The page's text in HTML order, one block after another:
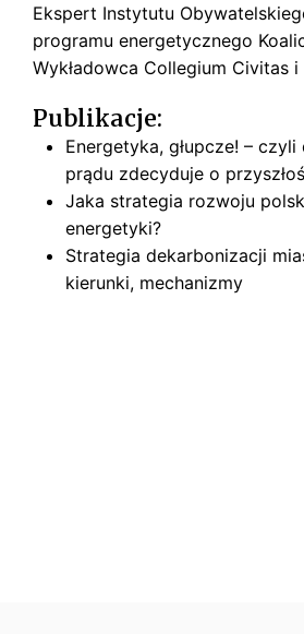
Ekspert Instytutu
programu energetycznego
Wykładowca Collegium Civitas
Publikacje:
Energetyka, głupcze! –
prądu zdecyduje o
Jaka strategia rozwoju
energetyki?
Strategia dekarbonizacji
kierunki, mechanizmy